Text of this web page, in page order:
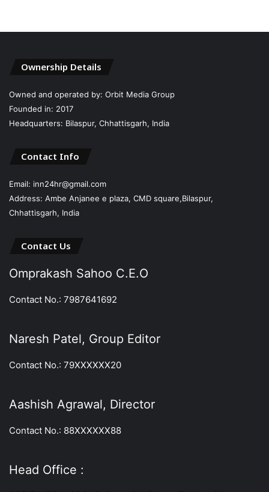
Ownership Details
Owned and operated by: Orbit Media Group
Founded in: 2017
Headquarters: Bilaspur, Chhattisgarh, India
Contact Info
Email: inn24hr@gmail.com
Address: Ambe Anjanee e plaza, CMD square,Bilaspur,
Chhattisgarh, India
Contact Us
Omprakash Sahoo C.E.O
Contact No.: 7987641692
Naresh Patel, Group Editor
Contact No.: 79XXXXXX20
Aashish Agrawal, Director
Contact No.: 88XXXXXX88
Head Office :